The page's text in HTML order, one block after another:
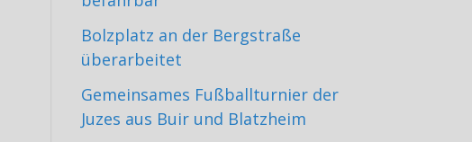
Bolzplatz an der Bergstraße
überarbeitet
Gemeinsames Fußballturnier der
Juzes aus Buir und Blatzheim